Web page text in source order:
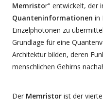
Memristor" entwickelt, der
Quanteninformationen in
Einzelphotonen zu
Grundlage für eine
Architektur bilden, deren
menschlichen Gehirns
Der Memristor ist der